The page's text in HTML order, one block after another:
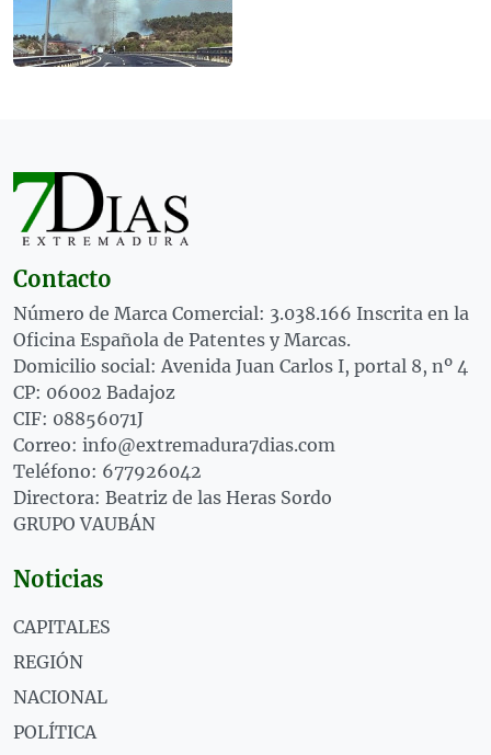
Contacto
Número de Marca Comercial: 3.038.166 Inscrita en la
Oficina Española de Patentes y Marcas.
Domicilio social: Avenida Juan Carlos I, portal 8, nº 4
CP: 06002 Badajoz
CIF: 08856071J
Correo: info@extremadura7dias.com
Teléfono: 677926042
Directora: Beatriz de las Heras Sordo
GRUPO VAUBÁN
Noticias
CAPITALES
REGIÓN
NACIONAL
POLÍTICA